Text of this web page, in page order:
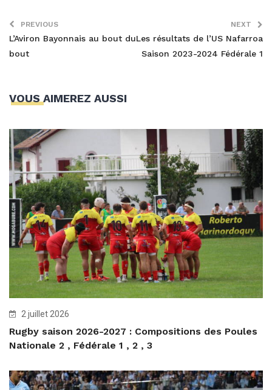
PREVIOUS
L’Aviron Bayonnais au bout du
bout
NEXT
Les résultats de l’US Nafarroa
Saison 2023-2024 Fédérale 1
VOUS AIMEREZ AUSSI
2 juillet 2026
Rugby saison 2026-2027 : Compositions des Poules
Nationale 2 , Fédérale 1 , 2 , 3